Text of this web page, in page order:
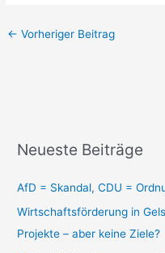
← Vorheriger Beitrag
Neueste Beiträge
AfD = Skandal, CDU =
Wirtschaftsförderung in
Projekte – aber keine Ziele?